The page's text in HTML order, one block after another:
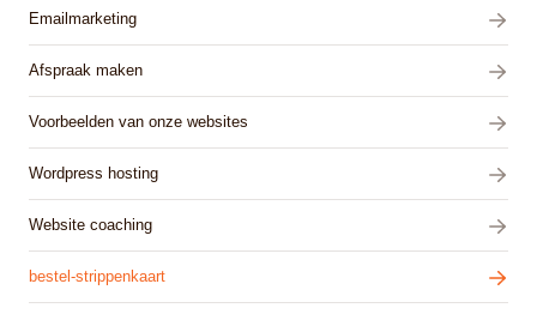
Emailmarketing
Afspraak maken
Voorbeelden van onze websites
Wordpress hosting
Website coaching
bestel-strippenkaart